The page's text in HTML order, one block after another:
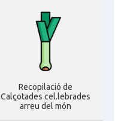
Recopilació de
Calçotades cel.lebrades
arreu del món